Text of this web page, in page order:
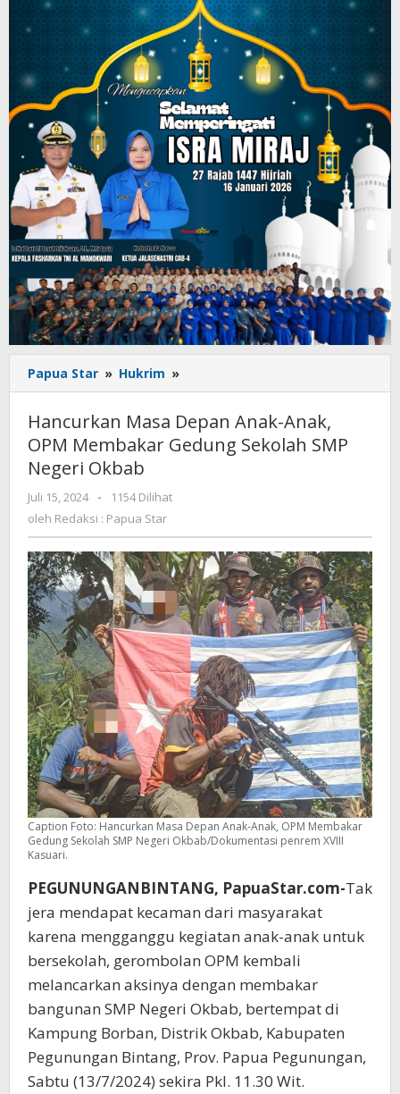
Papua Star » Hukrim »
Masa
Anak-
Anak,
SMP
Negeri
Okbab
Hancurkan Masa Depan Anak-Anak,
OPM Membakar Gedung Sekolah SMP
Negeri Okbab
Juli 15, 2024
oleh
Redaksi
Star
-
1154 Dilihat
oleh Redaksi : Papua Star
Caption Foto: Hancurkan Masa Depan Anak-Anak, OPM Membakar
Gedung Sekolah SMP Negeri Okbab/Dokumentasi penrem XVIII
Kasuari.
PEGUNUNGANBINTANG, PapuaStar.com-Tak
jera mendapat kecaman dari masyarakat
karena mengganggu kegiatan anak-anak untuk
bersekolah, gerombolan OPM kembali
melancarkan aksinya dengan membakar
bangunan SMP Negeri Okbab, bertempat di
Kampung Borban, Distrik Okbab, Kabupaten
Pegunungan Bintang, Prov. Papua Pegunungan,
Sabtu (13/7/2024) sekira Pkl. 11.30 Wit.